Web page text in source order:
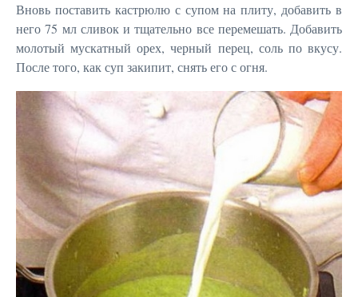
Вновь поставить кастрюлю с супом на плиту, добавить в
него 75 мл сливок и тщательно все перемешать. Добавить
молотый мускатный орех, черный перец, соль по вкусу.
После того, как суп закипит, снять его с огня.